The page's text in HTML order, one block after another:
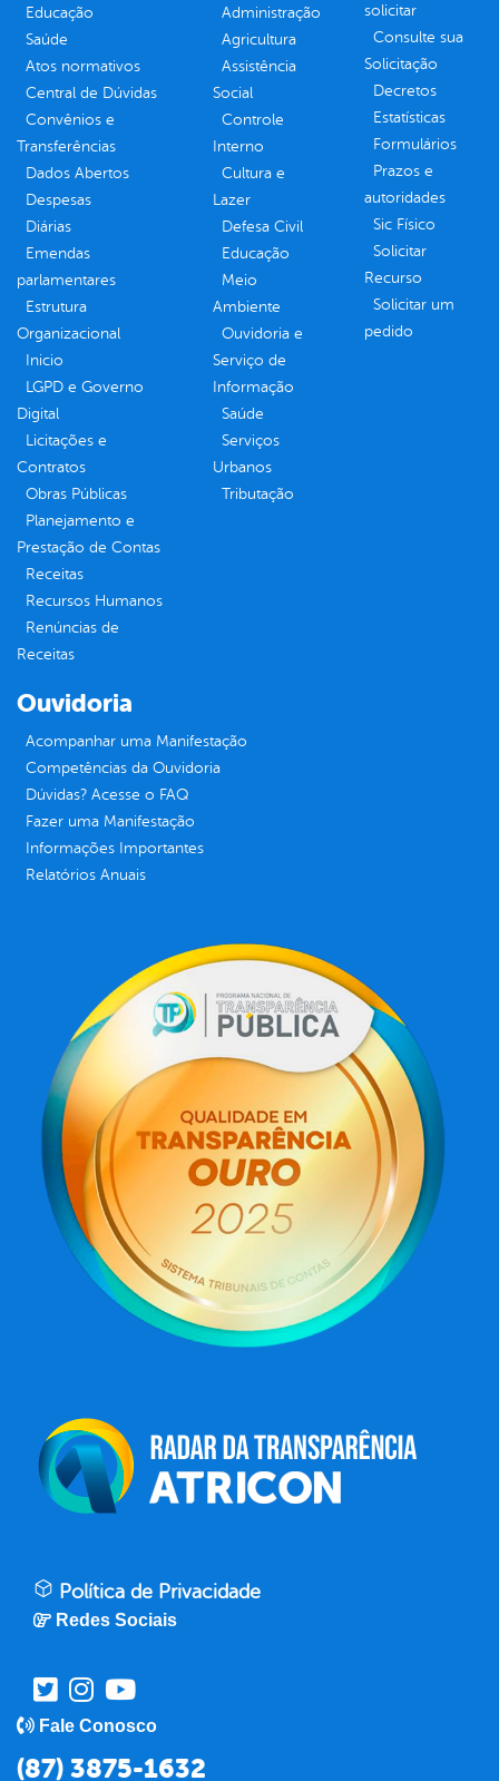
Educação
Saúde
Atos normativos
Central de Dúvidas
Convênios e
Transferências
Dados Abertos
Despesas
Diárias
Emendas
parlamentares
Estrutura
Organizacional
Inicio
LGPD e Governo
Digital
Licitações e
Contratos
Obras Públicas
Planejamento e
Prestação de Contas
Receitas
Recursos Humanos
Renúncias de
Receitas
Administração
Agricultura
Assistência
Social
Controle
Interno
Cultura e
Lazer
Defesa Civil
Educação
Meio
Ambiente
Ouvidoria e
Serviço de
Informação
Saúde
Serviços
Urbanos
Tributação
solicitar
Consulte sua
Solicitação
Decretos
Estatísticas
Formulários
Prazos e
autoridades
Sic Físico
Solicitar
Recurso
Solicitar um
pedido
Ouvidoria
Acompanhar uma Manifestação
Competências da Ouvidoria
Dúvidas? Acesse o FAQ
Fazer uma Manifestação
Informações Importantes
Relatórios Anuais
Política de Privacidade
Redes Sociais
Fale Conosco
(87) 3875-1632